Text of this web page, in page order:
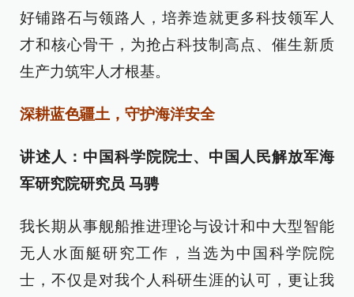
好铺路石与领路人，培养造就更多科技领军人
才和核心骨干，为抢占科技制高点、催生新质
生产力筑牢人才根基。
深耕蓝色疆土，守护海洋安全
讲述人：中国科学院院士、中国人民解放军海
军研究院研究员 马骋
我长期从事舰船推进理论与设计和中大型智能
无人水面艇研究工作，当选为中国科学院院
士，不仅是对我个人科研生涯的认可，更让我